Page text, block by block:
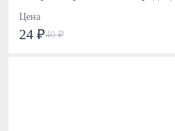
Цена
24 ₽40 ₽